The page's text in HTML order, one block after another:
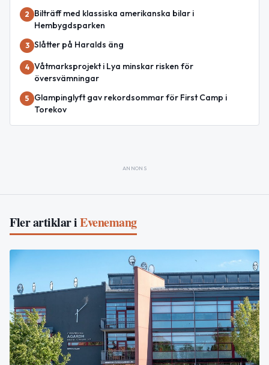
2
Bilträff med klassiska amerikanska bilar i
Hembygdsparken
3 Slåtter på Haralds äng
4 Våtmarksprojekt i Lya minskar risken för
översvämningar
5
Glampinglyft gav rekordsommar för First Camp i
Torekov
ANNONS
Fler artiklar iEvenemang